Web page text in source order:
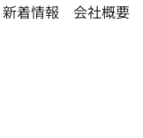
新着情報 会社概要